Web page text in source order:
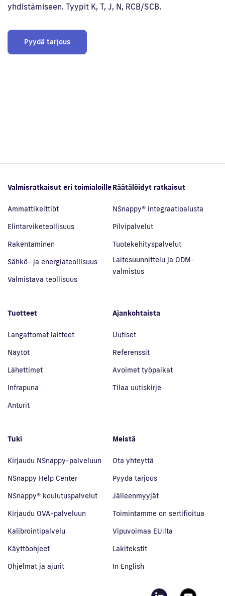
yhdistämiseen. Tyypit K, T, J, N, RCB/SCB.
Pyydä tarjous
Valmisratkaisut eri toimialoille
Ammattikeittiöt
Elintarviketeollisuus
Rakentaminen
Sähkö- ja energiateollisuus
Valmistava teollisuus
Räätälöidyt ratkaisut
NSnappy® integraatioalusta
Pilvipalvelut
Tuotekehityspalvelut
Laitesuunnittelu ja ODM-
valmistus
Tuotteet
Langattomat laitteet
Näytöt
Lähettimet
Infrapuna
Anturit
Ajankohtaista
Uutiset
Referenssit
Avoimet työpaikat
Tilaa uutiskirje
Tuki
Kirjaudu NSnappy-palveluun
NSnappy Help Center
NSnappy® koulutuspalvelut
Kirjaudu OVA-palveluun
Kalibrointipalvelu
Käyttöohjeet
Ohjelmat ja ajurit
Meistä
Ota yhteyttä
Pyydä tarjous
Jälleenmyyjät
Toimintamme on sertifioitua
Vipuvoimaa EU:lta
Lakitekstit
In English